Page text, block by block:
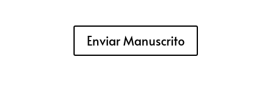
Enviar Manuscrito